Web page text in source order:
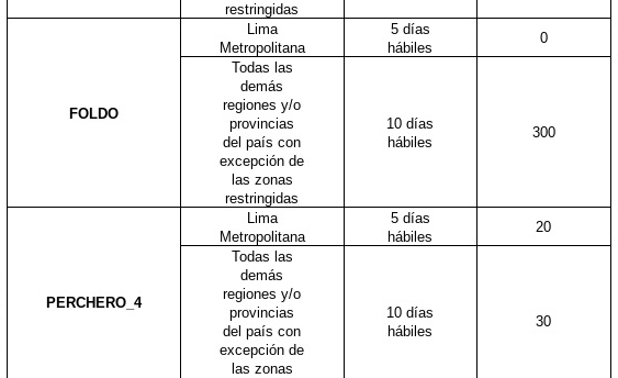
restringidas
FOLDO
Lima
Metropolitana
5 días
hábiles
0
Todas las
demás
regiones y/o
provincias
del país con
excepción de
las zonas
restringidas
10 días
hábiles
300
PERCHERO_4
Lima
Metropolitana
5 días
hábiles
20
Todas las
demás
regiones y/o
provincias
del país con
excepción de
las zonas
10 días
hábiles
30